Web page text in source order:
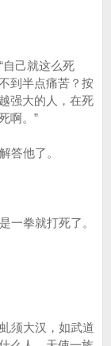
己就这么死
到半点痛苦？按
强大的人，在死
啊。”
答他了。
一拳就打死了。
须大汉，如武道